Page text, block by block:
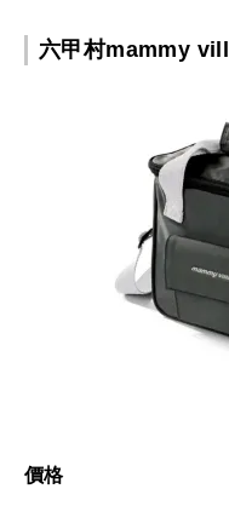
六甲村mammy
價格